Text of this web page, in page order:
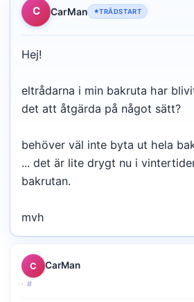
C CarMan TRÅDSTART
Hej!
eltrådarna i min bakruta har
det att åtgärda på något sätt?
behöver väl inte byta ut hela
... det är lite drygt nu i
bakrutan.
mvh
C CarMan
· #